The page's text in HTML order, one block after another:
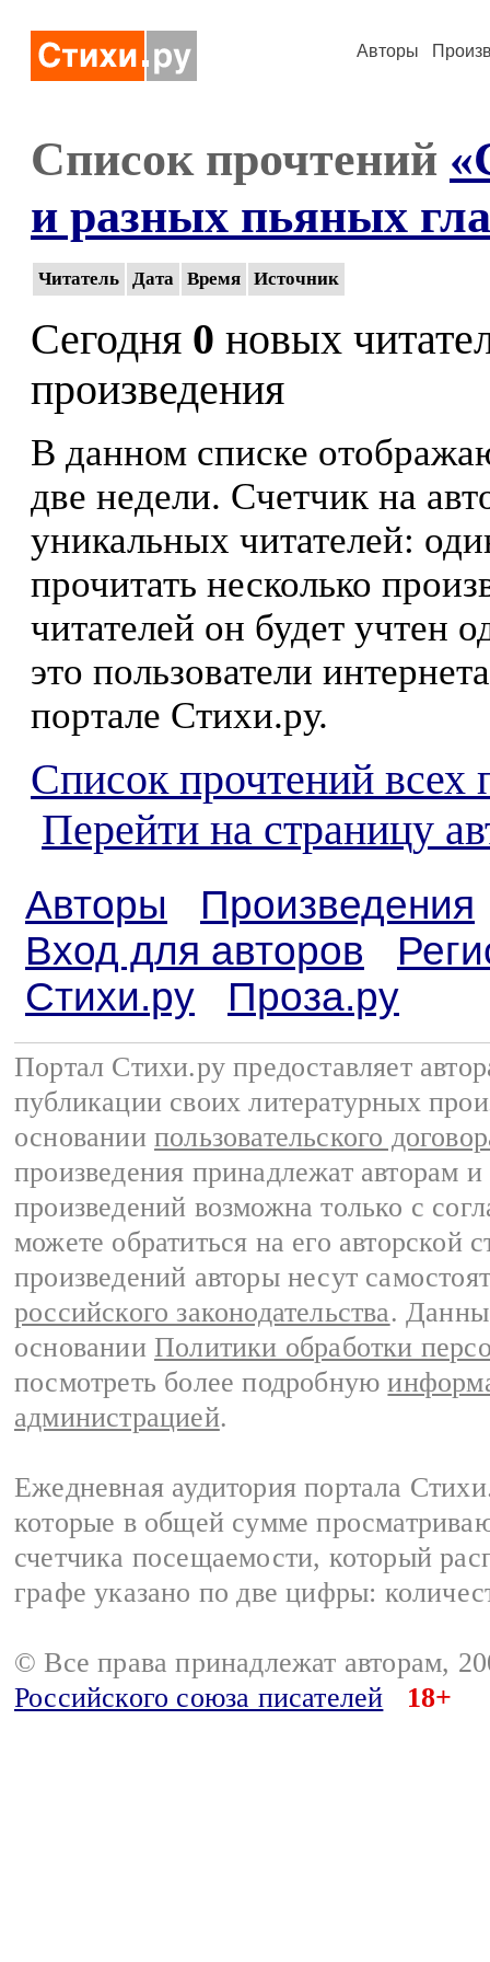
Авторы
Список прочтений
и разных пьяных
Читатель Дата Время Источник
Сегодня 0 новых
произведения
В данном списке
две недели. Счетчик на
уникальных читателей:
прочитать несколько
читателей он будет учтен
это пользователи
портале Стихи.ру.
Список прочтений всех
Перейти на страницу
Авторы
Произведения
Вход для авторов
Стихи.ру
Проза.ру
Портал Стихи.ру предоставляет
публикации своих литературных
основании пользовательского
произведения принадлежат авторам
произведений возможна только с
можете обратиться на его авторской
произведений авторы несут
российского законодательства.
основании Политики обработки
посмотреть более подробную
администрацией.
Ежедневная аудитория портала
которые в общей сумме
счетчика посещаемости, который
графе указано по две цифры:
© Все права принадлежат авторам,
Российского союза писателей
18+